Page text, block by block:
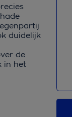
duidelijk
de
in het